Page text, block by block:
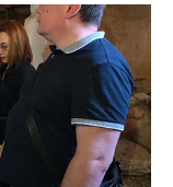
сформировался
общими
Галина
большой буквы», -
Свои
глава
в
он остался в